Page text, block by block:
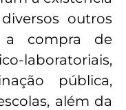
outros
a compra de
pública,
além da